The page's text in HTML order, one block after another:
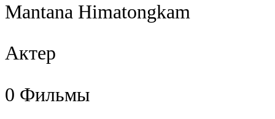
Mantana Himatongkam
Актер
0 Фильмы